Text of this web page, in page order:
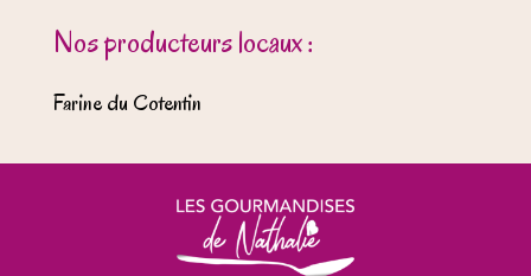
Nos producteurs locaux :
Farine du Cotentin